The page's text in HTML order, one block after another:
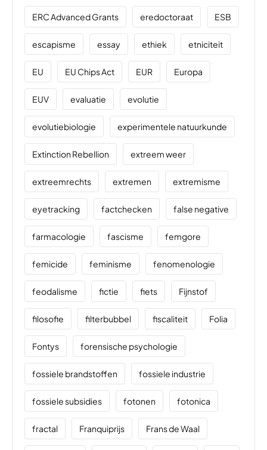
ERC Advanced Grants eredoctoraat ESB
escapisme essay ethiek etniciteit
EU EU Chips Act EUR Europa
EUV evaluatie evolutie
evolutiebiologie experimentele natuurkunde
Extinction Rebellion extreem weer
extreemrechts extremen extremisme
eyetracking factchecken false negative
farmacologie fascisme femgore
femicide feminisme fenomenologie
feodalisme fictie fiets Fijnstof
filosofie filterbubbel fiscaliteit Folia
Fontys forensische psychologie
fossiele brandstoffen fossiele industrie
fossiele subsidies fotonen fotonica
fractal Franquiprijs Frans de Waal